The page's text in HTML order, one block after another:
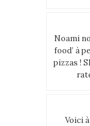
Noami
food’ à
pizzas !
Voici